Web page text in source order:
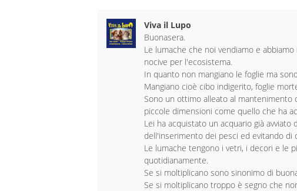
Viva il Lupo
Buonasera.
Le lumache che noi vendiamo e
nocive per l'ecosistema.
In quanto non mangiano le foglie ma
Mangiano cioè cibo indigerito, foglie
Sono un ottimo alleato al mantenimento
piccole dimensioni come quello che ha
Lei ha acquistato un acquario già
dell'inserimento dei pesci ed evitando
Le lumache tengono i vetri, i decori e le
quotidianamente.
Se si moltiplicano sono sinonimo di
Se si moltiplicano troppo è segno che